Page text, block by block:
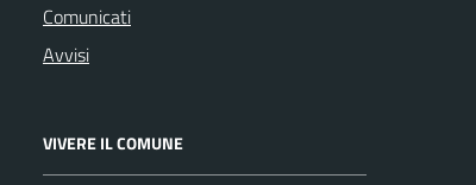
Comunicati
Avvisi
VIVERE IL COMUNE